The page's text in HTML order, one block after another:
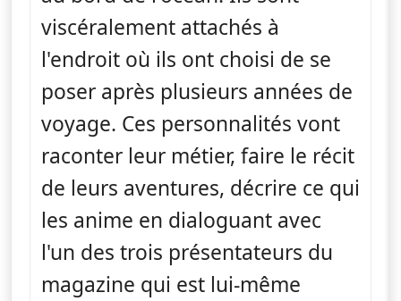
viscéralement attachés à
l'endroit où ils ont choisi de se
poser après plusieurs années de
voyage. Ces personnalités vont
raconter leur métier, faire le récit
de leurs aventures, décrire ce qui
les anime en dialoguant avec
l'un des trois présentateurs du
magazine qui est lui-même